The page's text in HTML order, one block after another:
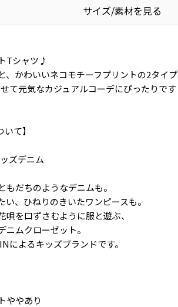
サイズ/素材を見る
Tシャツ♪
、かわいいネコモチーフプリントの2タイプ
て元気なカジュアルコーデにぴったりです
て】
ズデニム
もだちのようなデニムも。
い、ひねりのきいたワンピースも。
唄を口ずさむように服と遊ぶ、
ニムクローゼット。
によるキッズブランドです。
ややあり